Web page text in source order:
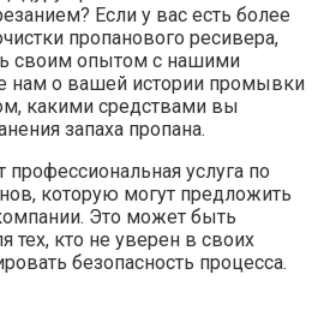
Если у вас есть более
пропанового ресивера,
своим опытом с нашими
нам о вашей истории промывки
какими средствами вы
запаха пропана.
профессиональная услуга по
которую могут предложить
Это может быть
тех, кто не уверен в своих
безопасность процесса.